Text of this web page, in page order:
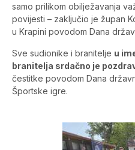
samo prilikom obilježavanja
povijesti – zaključio je župan
u Krapini povodom Dana
Sve sudionike i branitelje u
branitelja srdačno je
čestitke povodom Dana
Športske igre.